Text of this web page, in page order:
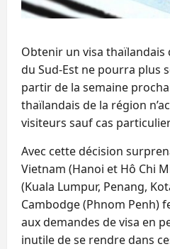
Obtenir un visa thaïlandais
du Sud-Est ne pourra plus
partir de la semaine
thaïlandais de la région
visiteurs sauf cas
Avec cette décision
Vietnam (Hanoi et Hô Chi
(Kuala Lumpur, Penang,
Cambodge (Phnom Penh)
aux demandes de visa en
inutile de se rendre dans